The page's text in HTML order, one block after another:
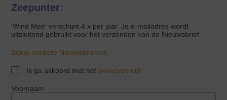
Zeepunter:
'Wind Mee' verschijnt 4 x per jaar. Je e-mailadres wordt
uitsluitend gebruikt voor het verzenden van de Nieuwsbrief.
Bekijk eerdere Nieuwsbrieven.
Ik ga akkoord met het privacybeleid
Voornaam